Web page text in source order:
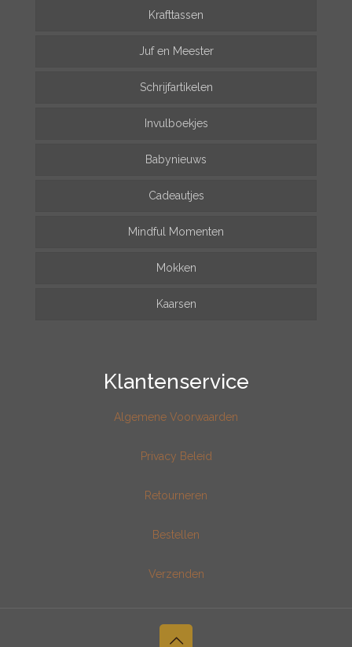
Krafttassen
Juf en Meester
Schrijfartikelen
Invulboekjes
Babynieuws
Cadeautjes
Mindful Momenten
Mokken
Kaarsen
Klantenservice
Algemene Voorwaarden
Privacy Beleid
Retourneren
Bestellen
Verzenden